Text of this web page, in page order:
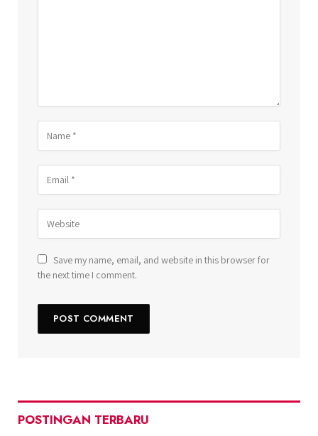
Save my name, email, and website in this browser for
the next time I comment.
POSTINGAN TERBARU